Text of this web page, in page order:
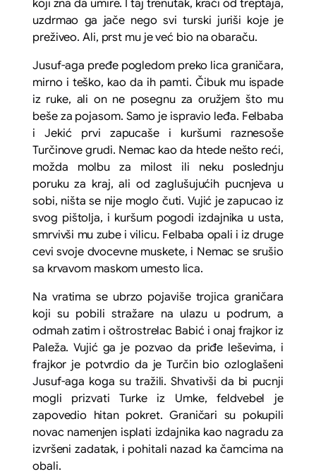
koji zna da umire. I taj trenutak, kraći od treptaja,
uzdrmao ga jače nego svi turski juriši koje je
preživeo. Ali, prst mu je već bio na obaraču.
Jusuf-aga pređe pogledom preko lica graničara,
mirno i teško, kao da ih pamti. Čibuk mu ispade
iz ruke, ali on ne posegnu za oružjem što mu
beše za pojasom. Samo je ispravio leđa. Felbaba
i Jekić prvi zapucaše i kuršumi raznesoše
Turčinove grudi. Nemac kao da htede nešto reći,
možda molbu za milost ili neku poslednju
poruku za kraj, ali od zaglušujućih pucnjeva u
sobi, ništa se nije moglo čuti. Vujić je zapucao iz
svog pištolja, i kuršum pogodi izdajnika u usta,
smrvivši mu zube i vilicu. Felbaba opali i iz druge
cevi svoje dvocevne muskete, i Nemac se srušio
sa krvavom maskom umesto lica.
Na vratima se ubrzo pojaviše trojica graničara
koji su pobili stražare na ulazu u podrum, a
odmah zatim i oštrostrelac Babić i onaj frajkor iz
Paleža. Vujić ga je pozvao da priđe leševima, i
frajkor je potvrdio da je Turčin bio ozloglašeni
Jusuf-aga koga su tražili. Shvativši da bi pucnji
mogli prizvati Turke iz Umke, feldvebel je
zapovedio hitan pokret. Graničari su pokupili
novac namenjen isplati izdajnika kao nagradu za
izvršeni zadatak, i pohitali nazad ka čamcima na
obali.